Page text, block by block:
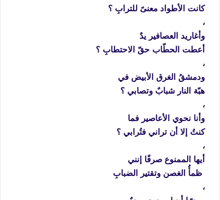
كانت الأطواد معنىً للترابِ ؟
،
وأغاريد العصافير يدٌ
أعطت الحطّاب حقّ الاحتطابِ ؟
،
ودمشقُ الغرق الأبيض في
هبّة النار شبابٌ وتصابي ؟
،
وأنا نحوي الأعاصير فما
كنتُ إلا أن تراني فتُرابي ؟
،
أيها الممنوع صرفًا إنني
ظمأُ الغصن وتقتير الضبابِ
،